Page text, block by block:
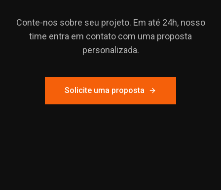
Conte-nos sobre seu projeto. Em até 24h, nosso
time entra em contato com uma proposta
personalizada.
Solicite uma proposta